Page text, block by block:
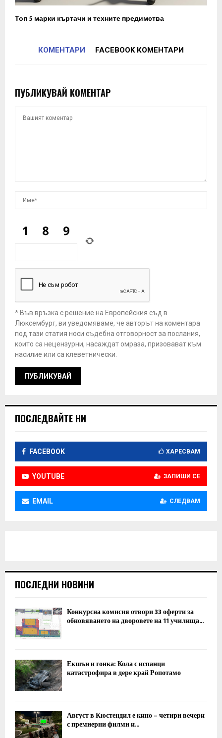
Топ 5 марки къртачи и техните предимства
КОМЕНТАРИ FACEBOOK КОМЕНТАРИ
ПУБЛИКУВАЙ КОМЕНТАР
* Във връзка с решение на Европейския съд в
Люксембург, ви уведомяваме, че авторът на коментара
под тази статия носи съдебна отговорност за послания,
които са нецензурни, насаждат омраза, призовават към
насилие или са клеветнически.
ПОСЛЕДВАЙТЕ НИ
FACEBOOK ХАРЕСВАМ
YOUTUBE ЗАПИШИ СЕ
EMAIL СЛЕДВАМ
ПОСЛЕДНИ НОВИНИ
Конкурсна комисия отвори 33 оферти за
обновяването на дворовете на 11 училища...
Екшън и гонка: Кола с испанци
катастрофира в дере край Ропотамо
Август в Кюстендил е кино – четири вечери
с премиерни филми и...